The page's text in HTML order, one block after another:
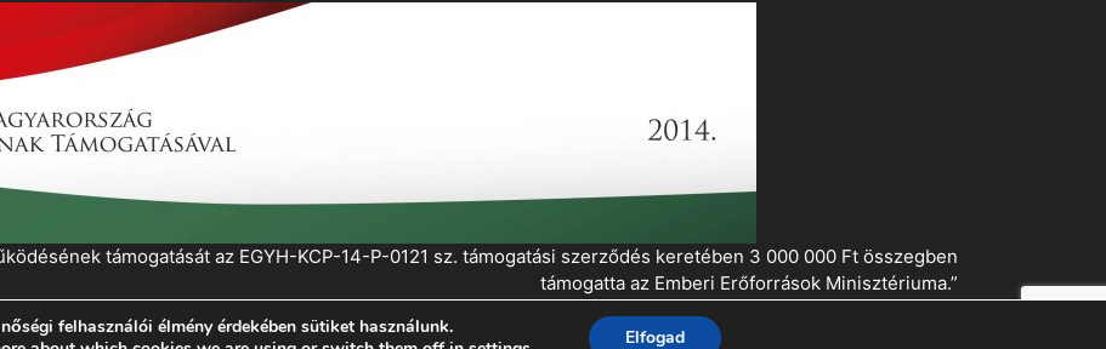
támogatását az EGYH-KCP-14-P-0121 sz. támogatási szerződés keretében 3 000 000 Ft összegben
támogatta az Emberi Erőforrások Minisztériuma.”
felhasználói élmény érdekében sütiket használunk.
Elfogad